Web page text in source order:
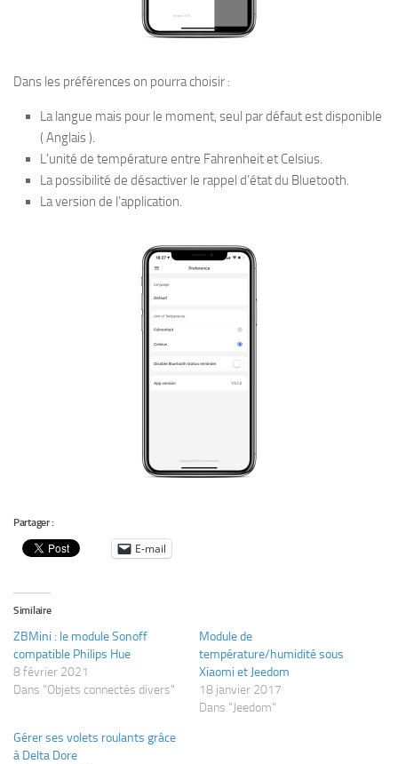
Dans les préférences on pourra choisir :
La langue mais pour le moment, seul par défaut est disponible
( Anglais ).
L’unité de température entre Fahrenheit et Celsius.
La possibilité de désactiver le rappel d’état du Bluetooth.
La version de l’application.
Partager :
E-mail
Similaire
ZBMini : le module Sonoff
compatible Philips Hue
8 février 2021
Dans "Objets connectés divers"
Module de
température/humidité sous
Xiaomi et Jeedom
18 janvier 2017
Dans "Jeedom"
Gérer ses volets roulants grâce
à Delta Dore